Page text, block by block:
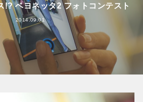
!? ベヨネッタ2 フォトコンテスト
2014.09.01